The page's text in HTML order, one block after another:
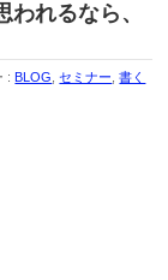
れるなら、
:BLOG ,セミナー ,書く